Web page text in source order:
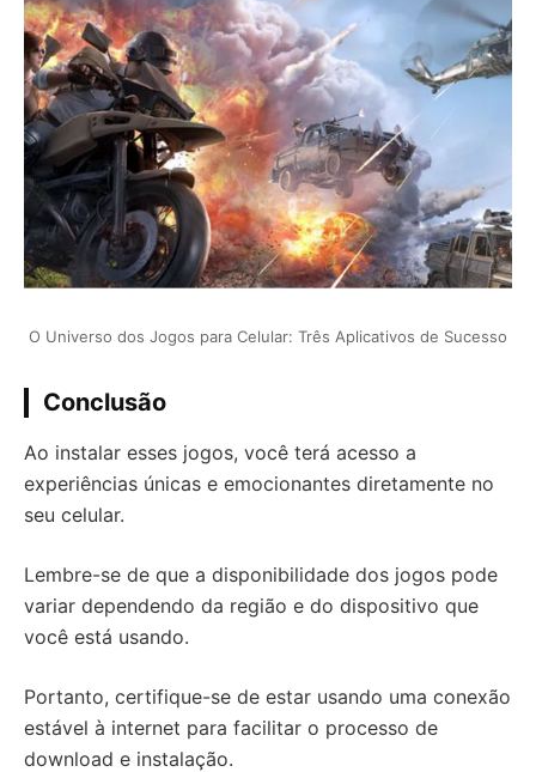
O Universo dos Jogos para Celular: Três Aplicativos de Sucesso
Conclusão
Ao instalar esses jogos, você terá acesso a
experiências únicas e emocionantes diretamente no
seu celular.
Lembre-se de que a disponibilidade dos jogos pode
variar dependendo da região e do dispositivo que
você está usando.
Portanto, certifique-se de estar usando uma conexão
estável à internet para facilitar o processo de
download e instalação.